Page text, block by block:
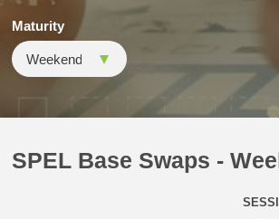
Maturity
SPEL Base Swaps -